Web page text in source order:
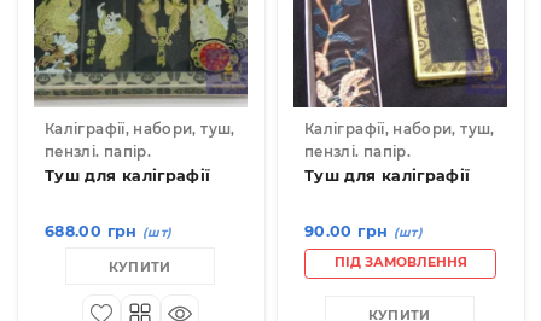
495.00 грн (шт)
ПІД ЗАМОВЛЕННЯ
КУПИТИ
90.00 грн (шт)
ПІД ЗАМОВЛЕННЯ
КУПИТИ